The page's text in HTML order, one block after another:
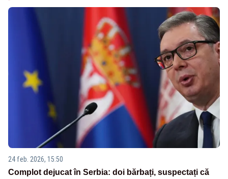
24 feb. 2026, 15:50
Complot dejucat în Serbia: doi bărbați, suspectați că